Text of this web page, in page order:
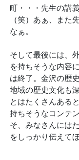
町・・・先生の講
（笑）あぁ、また
なぁ。
そして最後には、
を持ちそうな内容
は終了。金沢の歴
地域の歴史文化も
とはたくさんある
持ちそうなコンテ
そ、みなさんには
をしっかり伝えて